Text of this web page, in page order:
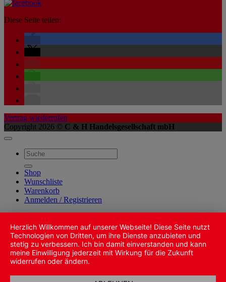
Diese Seite teilen:
Vertrag wiederrufen
Copyright 2026 © C & H Handelsgesellschaft mbH
Suche
nach:
Shop
Wunschliste
Warenkorb
Anmelden / Registrieren
Herzlich Willkommen auf unserer Webseite! Diese Seite nutzt
Technologien von Dritten, um ihre Dienste anzubieten und
stetig zu verbessern. Ich bin damit einverstanden und kann
meine Einwilligung jederzeit mit Wirkung für die Zukunft
widerrufen oder ändern.